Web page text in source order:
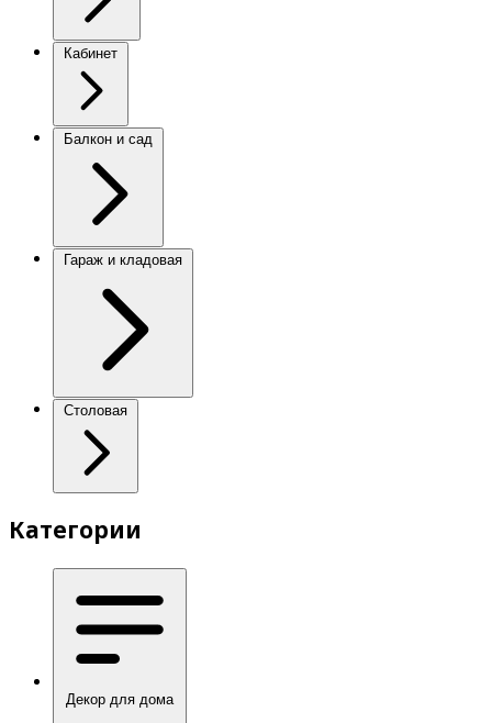
Кабинет
Балкон и сад
Гараж и кладовая
Столовая
Категории
Декор для дома